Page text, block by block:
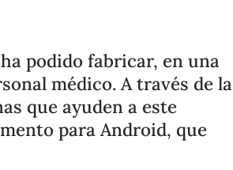
podido fabricar, en una
médico. A través de la
que ayuden a este
para Android, que